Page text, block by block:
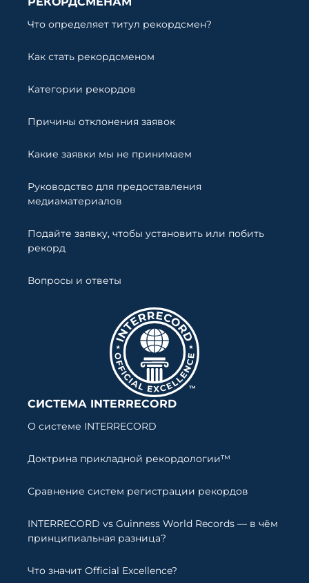
Что определяет титул рекордсмен?
Как стать рекордсменом
Категории рекордов
Причины отклонения заявок
Какие заявки мы не принимаем
Руководство для предоставления
медиаматериалов
Подайте заявку, чтобы установить или побить
рекорд
Вопросы и ответы
СИСТЕМА INTERRECORD
О системе INTERRECORD
Доктрина прикладной рекордологии™
Сравнение систем регистрации рекордов
INTERRECORD vs Guinness World Records — в чём
принципиальная разница?
Что значит Official Excellence?